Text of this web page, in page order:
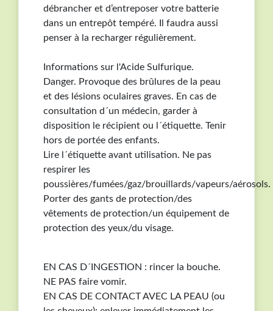
débrancher et d’entreposer votre batterie
dans un entrepôt tempéré. Il faudra aussi
penser à la recharger régulièrement.
Informations sur l'Acide Sulfurique.
Danger. Provoque des brûlures de la peau
et des lésions oculaires graves. En cas de
consultation d´un médecin, garder à
disposition le récipient ou l´étiquette. Tenir
hors de portée des enfants.
Lire l´étiquette avant utilisation. Ne pas
respirer les
poussières/fumées/gaz/brouillards/vapeurs/aérosols.
Porter des gants de protection/des
vêtements de protection/un équipement de
protection des yeux/du visage.
EN CAS D´INGESTION : rincer la bouche.
NE PAS faire vomir.
EN CAS DE CONTACT AVEC LA PEAU (ou